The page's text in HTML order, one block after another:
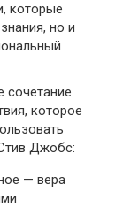
которые
но и
сочетание
которое
Джобс:
— вера